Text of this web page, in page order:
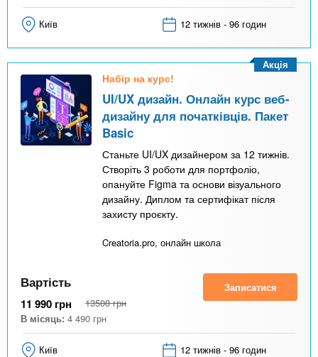
Київ 12 тижнів - 96 годин
Набір на курс!
UI/UX дизайн. Онлайн курс веб-
дизайну для початківців. Пакет
Basic
Станьте UI/UX дизайнером за 12 тижнів.
Створіть 3 роботи для портфоліо,
опануйте Figma та основи візуального
дизайну. Диплом та сертифікат після
захисту проєкту.
Creatoria.pro, онлайн школа
Акція
Вартість
11 990 грн 13500 грн
В місяць: 4 490 грн
Записатися
Київ 12 тижнів - 96 годин